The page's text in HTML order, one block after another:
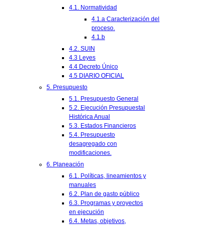
4.1. Normatividad
4.1.a Caracterización del
proceso.
4.1.b
4.2. SUIN
4.3 Leyes
4.4 Decreto Único
4.5 DIARIO OFICIAL
5. Presupuesto
5.1. Presupuesto General
5.2. Ejecución Presupuestal
Histórica Anual
5.3. Estados Financieros
5.4. Presupuesto
desagregado con
modificaciones.
6. Planeación
6.1. Políticas, lineamientos y
manuales
6.2. Plan de gasto público
6.3. Programas y proyectos
en ejecución
6.4. Metas, objetivos,